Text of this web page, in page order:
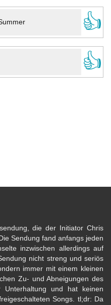
👍
👍
die der Initiator Chris
Sendung fand anfangs jeden
inzwischen allerdings auf
nicht streng und seriös
immer mit einem kleinen
Zu- und Abneigungen des
und hat keinen
Songs. tl;dr: Da